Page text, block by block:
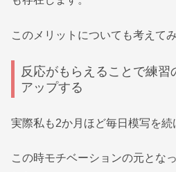
このメリットについても考えて
反応がもらえることで練
アップする
実際私も2か月ほど毎日模写を続
この時モチベーションの元とな